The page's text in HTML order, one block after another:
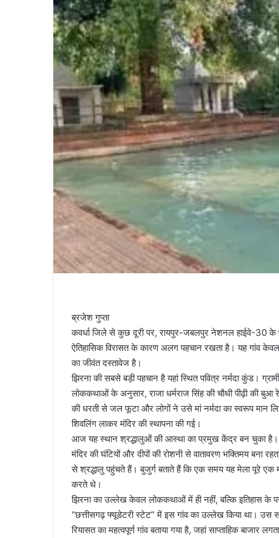
ब्रजेश गुप्ता
कवर्धा जिले से कुछ दूरी पर, रायपुर-जबलपुर नेशनल हाईवे-30 के
ऐतिहासिक विरासत के कारण अलग पहचान रखता है। यह गांव
का जीवंत दस्तावेज है।
झिरना की सबसे बड़ी पहचान है यहां स्थित पवित्र नर्मदा कुंड।
लोककथाओं के अनुसार, राजा धर्मराज सिंह की चौथी पीढ़ी की बुआ
की धरती से जल फूटा और लोगों ने उसे मां नर्मदा का स्वरूप मान
शिवलिंग लाकर मंदिर की स्थापना की गई।
आज यह स्थान श्रद्धालुओं की आस्था का प्रमुख केंद्र बन चुका है।
मंदिर की घंटियों और दीपों की रोशनी से वातावरण भक्तिमय बना
से श्रद्धालु पहुंचते हैं। बुजुर्ग बताते हैं कि एक समय यह मेला पूरे एक
करते थे।
झिरना का उल्लेख केवल लोककथाओं में ही नहीं, बल्कि इतिहास के
“छत्तीसगढ़ फ्यूडेटरी स्टेट” में इस गांव का उल्लेख किया था। उस
रियासत का महत्वपूर्ण गांव बताया गया है, जहां साप्ताहिक बाजार